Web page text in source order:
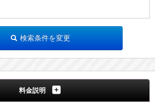
の工程も組みやすくなります！
」まで歩いて1分
分
検索条件を変更
料金説明